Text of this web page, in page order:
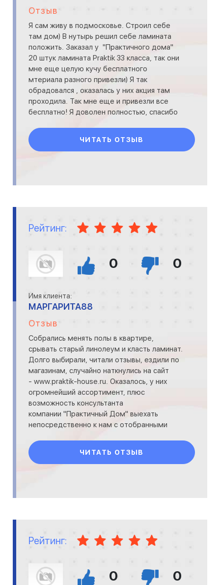
Отзыв
Я сам живу в подмосковье. Строил себе
там дом) В нутырь решил себе ламината
положить. Заказал у "Практичного дома"
20 штук ламината Praktik 33 класса, так они
мне еще целую кучу бесплатного
мтериала разного привезли) Я так
обрадовался , оказалась у них акция там
проходила. Так мне еще и привезли все
бесплатно! Я доволен полностью, спасибо
ЧИТАТЬ ОТЗЫВ
Рейтинг:
0 0
Имя клиента:
МАРГАРИТА88
Отзыв
Собрались менять полы в квартире,
срывать старый линолеум и класть ламинат.
Долго выбирали, читали отзывы, ездили по
магазинам, случайно наткнулись на сайт
- www.praktik-house.ru. Оказалось, у них
огромнейший ассортимент, плюс
возможность консультанта
компании "Практичный Дом" выехать
непосредственно к нам с отобранными
ламинате Pra
ЧИТАТЬ ОТЗЫВ
Рейтинг:
0 0